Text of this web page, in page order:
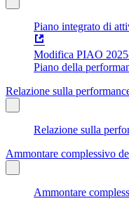
Piano integrato di
Modifica PIAO
Piano della
Relazione sulla
Relazione sulla
Ammontare complessivo
Ammontare